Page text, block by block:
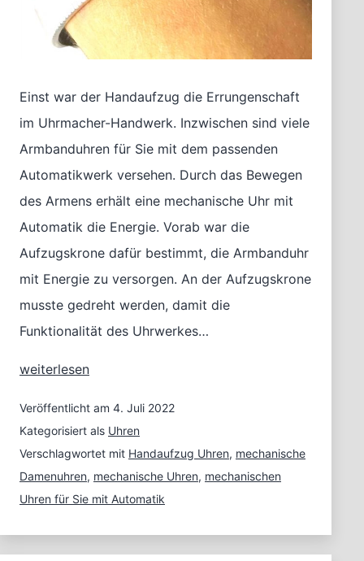
Einst war der Handaufzug die Errungenschaft
im Uhrmacher-Handwerk. Inzwischen sind viele
Armbanduhren für Sie mit dem passenden
Automatikwerk versehen. Durch das Bewegen
des Armens erhält eine mechanische Uhr mit
Automatik die Energie. Vorab war die
Aufzugskrone dafür bestimmt, die Armbanduhr
mit Energie zu versorgen. An der Aufzugskrone
musste gedreht werden, damit die
Funktionalität des Uhrwerkes…
Mechanische
für
Sie
mit
Automatik
weiterlesen
Veröffentlicht am 4. Juli 2022
Kategorisiert als Uhren
Verschlagwortet mit Handaufzug Uhren, mechanische
Damenuhren, mechanische Uhren, mechanischen
Uhren für Sie mit Automatik